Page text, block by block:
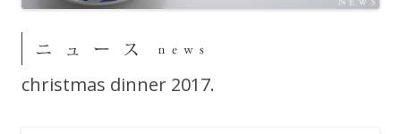
christmas dinner 2017.